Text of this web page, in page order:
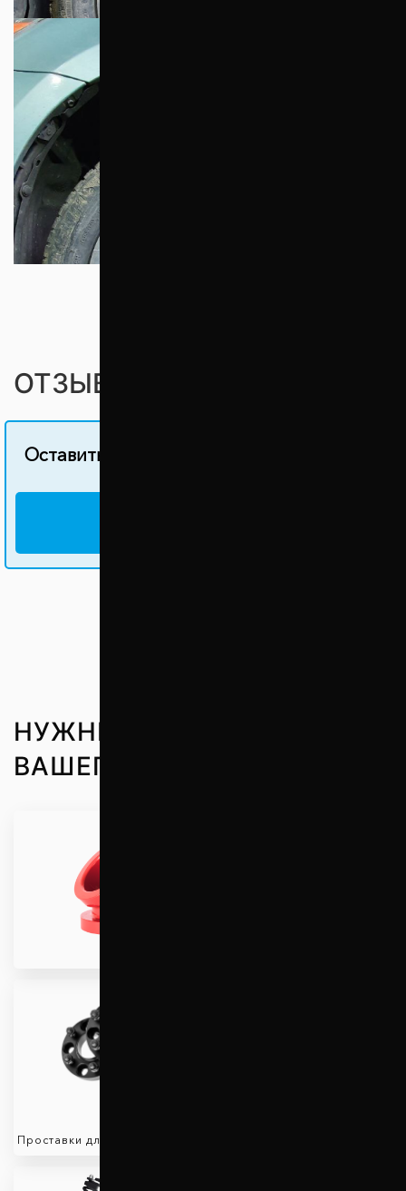
ОТЗЫВЫ ПОКУПАТЕЛЕЙ (0)
Оставить свой отзыв об этом товаре
НУЖНЫЕ ЗАПЧАСТИ ДО
ВАШЕГО АВТО
Проставки для вылета колес